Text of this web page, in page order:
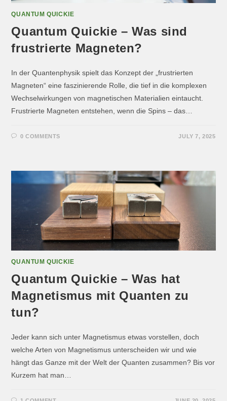
QUANTUM QUICKIE
Quantum Quickie – Was sind
frustrierte Magneten?
In der Quantenphysik spielt das Konzept der „frustrierten
Magneten“ eine faszinierende Rolle, die tief in die komplexen
Wechselwirkungen von magnetischen Materialien eintaucht.
Frustrierte Magneten entstehen, wenn die Spins – das…
0 COMMENTS JULY 7, 2025
QUANTUM QUICKIE
Quantum Quickie – Was hat
Magnetismus mit Quanten zu
tun?
Jeder kann sich unter Magnetismus etwas vorstellen, doch
welche Arten von Magnetismus unterscheiden wir und wie
hängt das Ganze mit der Welt der Quanten zusammen? Bis vor
Kurzem hat man…